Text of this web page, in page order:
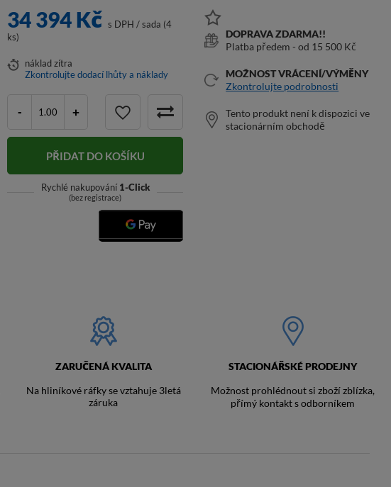
34 394 Kč s DPH /sada (4
ks)
nákladzítra
Zkontrolujte dodací lhůty a náklady
- +
PŘIDAT DO KOŠÍKU
Rychlé nakupování 1-Click
(bez registrace)
DOPRAVA ZDARMA!!
Platba předem - od 15 500 Kč
MOŽNOST VRÁCENÍ/VÝMĚNY
Zkontrolujte podrobnosti
Tento produkt není k dispozici ve
stacionárním obchodě
ZARUČENÁ KVALITA
Na hliníkové ráfky se vztahuje 3letá
záruka
STACIONÁŘSKÉ PRODEJNY
Možnost prohlédnout si zboží zblízka,
přímý kontakt s odborníkem